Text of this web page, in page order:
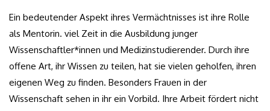
Ein bedeutender Aspekt ihres Vermächtnisses ist ihre Rolle
als Mentorin. viel Zeit in die Ausbildung junger
Wissenschaftler*innen und Medizinstudierender. Durch ihre
offene Art, ihr Wissen zu teilen, hat sie vielen geholfen, ihren
eigenen Weg zu finden. Besonders Frauen in der
Wissenschaft sehen in ihr ein Vorbild. Ihre Arbeit fördert nicht